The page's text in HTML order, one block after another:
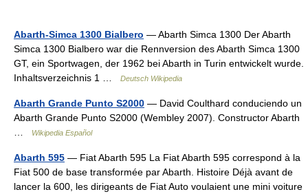
Abarth-Simca 1300 Bialbero — Abarth Simca 1300 Der Abarth
Simca 1300 Bialbero war die Rennversion des Abarth Simca 1300
GT, ein Sportwagen, der 1962 bei Abarth in Turin entwickelt wurde.
Inhaltsverzeichnis 1 …
Deutsch Wikipedia
Abarth Grande Punto S2000 — David Coulthard conduciendo un
Abarth Grande Punto S2000 (Wembley 2007). Constructor Abarth
Wikipedia Español
Abarth 595 — Fiat Abarth 595 La Fiat Abarth 595 correspond à la
Fiat 500 de base transformée par Abarth. Histoire Déjà avant de
lancer la 600, les dirigeants de Fiat Auto voulaient une mini voiture